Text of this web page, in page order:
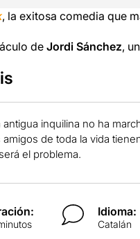
, la exitosa comedia que
de Jordi Sánchez,
antigua inquilina no ha
amigos de toda la vida
el problema.
Idioma:
Catalán